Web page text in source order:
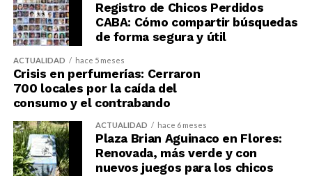
Registro de Chicos Perdidos
CABA: Cómo compartir búsquedas
de forma segura y útil
ACTUALIDAD hace 5 meses
Crisis en perfumerías: Cerraron
700 locales por la caída del
consumo y el contrabando
ACTUALIDAD hace 6 meses
Plaza Brian Aguinaco en Flores:
Renovada, más verde y con
nuevos juegos para los chicos